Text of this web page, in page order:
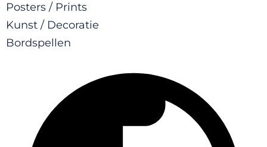
Posters / Prints
Kunst / Decoratie
Bordspellen